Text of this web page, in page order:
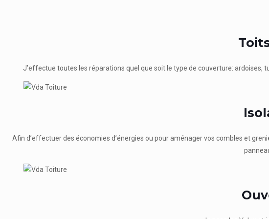
J’effectue toutes les réparations quel que soit le type de couverture: ardoises,
Afin d’effectuer des économies d’énergies ou pour aménager vos combles et